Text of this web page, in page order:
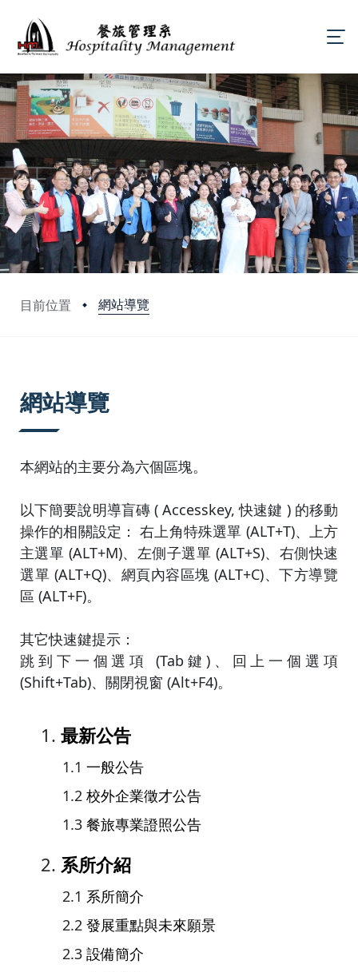
目前位置 網站導覽
網站導覽
本網站的主要分為六個區塊。
以下簡要說明導盲磚 ( Accesskey, 快速鍵 ) 的移動
操作的相關設定： 右上角特殊選單 (ALT+T)、上方
主選單 (ALT+M)、左側子選單 (ALT+S)、右側快速
選單 (ALT+Q)、網頁內容區塊 (ALT+C)、下方導覽
區 (ALT+F)。
其它快速鍵提示：
跳到下一個選項 (Tab鍵)、回上一個選項
(Shift+Tab)、關閉視窗 (Alt+F4)。
最新公告
一般公告
校外企業徵才公告
餐旅專業證照公告
系所介紹
系所簡介
發展重點與未來願景
設備簡介